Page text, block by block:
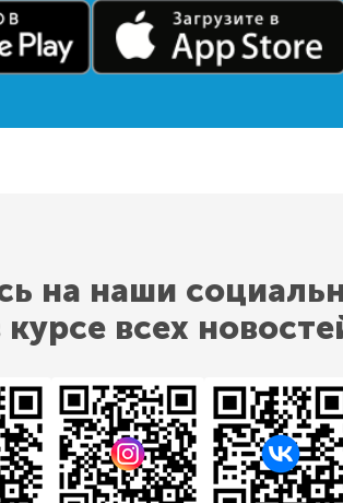
на наши
всех